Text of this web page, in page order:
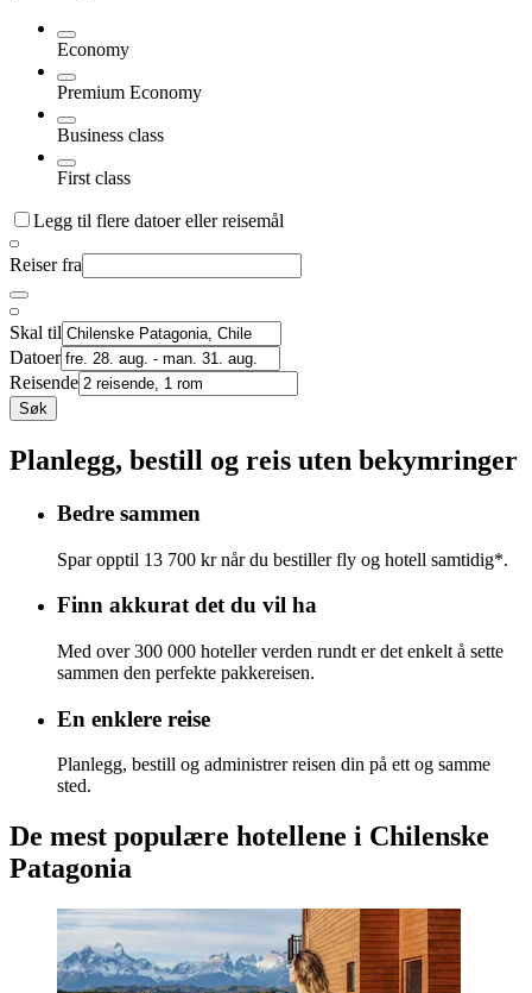
Economy
Premium Economy
Business class
First class
Legg til flere datoer eller reisemål
Reiser fra
Skal til
Datoer
Reisende
Søk
Planlegg, bestill og reis uten bekymringer
Bedre sammen
Spar opptil 13 700 kr når du bestiller fly og hotell samtidig*.
Finn akkurat det du vil ha
Med over 300 000 hoteller verden rundt er det enkelt å sette
sammen den perfekte pakkereisen.
En enklere reise
Planlegg, bestill og administrer reisen din på ett og samme
sted.
De mest populære hotellene i Chilenske
Patagonia